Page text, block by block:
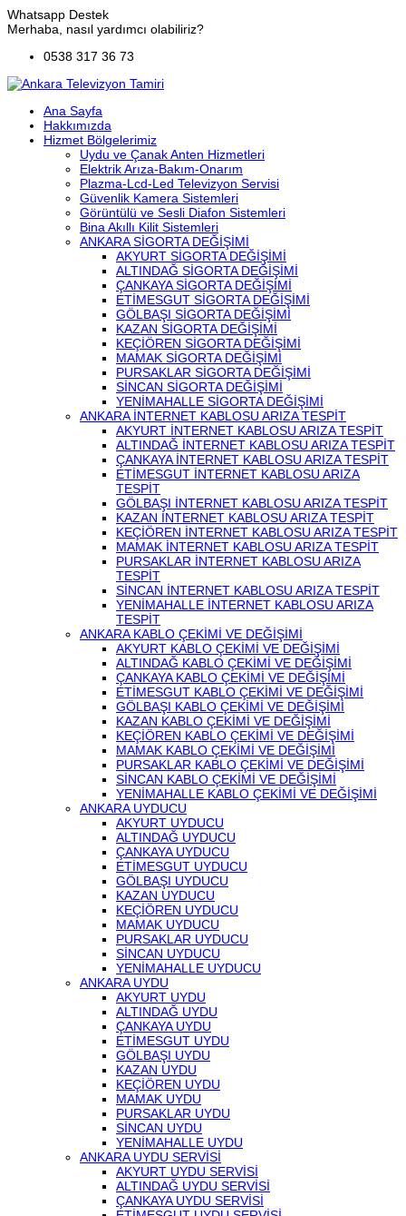
Whatsapp Destek
Merhaba, nasıl yardımcı olabiliriz?
0538 317 36 73
Ana Sayfa
Hakkımızda
Hizmet Bölgelerimiz
Uydu ve Çanak Anten Hizmetleri
Elektrik Arıza-Bakım-Onarım
Plazma-Lcd-Led Televizyon Servisi
Güvenlik Kamera Sistemleri
Görüntülü ve Sesli Diafon Sistemleri
Bina Akıllı Kilit Sistemleri
ANKARA SİGORTA DEĞİŞİMİ
AKYURT SİGORTA DEĞİŞİMİ
ALTINDAĞ SİGORTA DEĞİŞİMİ
ÇANKAYA SİGORTA DEĞİŞİMİ
ETİMESGUT SİGORTA DEĞİŞİMİ
GÖLBAŞI SİGORTA DEĞİŞİMİ
KAZAN SİGORTA DEĞİŞİMİ
KEÇİÖREN SİGORTA DEĞİŞİMİ
MAMAK SİGORTA DEĞİŞİMİ
PURSAKLAR SİGORTA DEĞİŞİMİ
SİNCAN SİGORTA DEĞİŞİMİ
YENİMAHALLE SİGORTA DEĞİŞİMİ
ANKARA İNTERNET KABLOSU ARIZA TESPİT
AKYURT İNTERNET KABLOSU ARIZA TESPİT
ALTINDAĞ İNTERNET KABLOSU ARIZA TESPİT
ÇANKAYA İNTERNET KABLOSU ARIZA TESPİT
ETİMESGUT İNTERNET KABLOSU ARIZA
TESPİT
GÖLBAŞI İNTERNET KABLOSU ARIZA TESPİT
KAZAN İNTERNET KABLOSU ARIZA TESPİT
KEÇİÖREN İNTERNET KABLOSU ARIZA TESPİT
MAMAK İNTERNET KABLOSU ARIZA TESPİT
PURSAKLAR İNTERNET KABLOSU ARIZA
TESPİT
SİNCAN İNTERNET KABLOSU ARIZA TESPİT
YENİMAHALLE İNTERNET KABLOSU ARIZA
TESPİT
ANKARA KABLO ÇEKİMİ VE DEĞİŞİMİ
AKYURT KABLO ÇEKİMİ VE DEĞİŞİMİ
ALTINDAĞ KABLO ÇEKİMİ VE DEĞİŞİMİ
ÇANKAYA KABLO ÇEKİMİ VE DEĞİŞİMİ
ETİMESGUT KABLO ÇEKİMİ VE DEĞİŞİMİ
GÖLBAŞI KABLO ÇEKİMİ VE DEĞİŞİMİ
KAZAN KABLO ÇEKİMİ VE DEĞİŞİMİ
KEÇİÖREN KABLO ÇEKİMİ VE DEĞİŞİMİ
MAMAK KABLO ÇEKİMİ VE DEĞİŞİMİ
PURSAKLAR KABLO ÇEKİMİ VE DEĞİŞİMİ
SİNCAN KABLO ÇEKİMİ VE DEĞİŞİMİ
YENİMAHALLE KABLO ÇEKİMİ VE DEĞİŞİMİ
ANKARA UYDUCU
AKYURT UYDUCU
ALTINDAĞ UYDUCU
ÇANKAYA UYDUCU
ETİMESGUT UYDUCU
GÖLBAŞI UYDUCU
KAZAN UYDUCU
KEÇİÖREN UYDUCU
MAMAK UYDUCU
PURSAKLAR UYDUCU
SİNCAN UYDUCU
YENİMAHALLE UYDUCU
ANKARA UYDU
AKYURT UYDU
ALTINDAĞ UYDU
ÇANKAYA UYDU
ETİMESGUT UYDU
GÖLBAŞI UYDU
KAZAN UYDU
KEÇİÖREN UYDU
MAMAK UYDU
PURSAKLAR UYDU
SİNCAN UYDU
YENİMAHALLE UYDU
ANKARA UYDU SERVİSİ
AKYURT UYDU SERVİSİ
ALTINDAĞ UYDU SERVİSİ
ÇANKAYA UYDU SERVİSİ